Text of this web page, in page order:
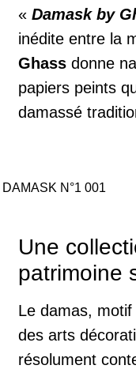
« Damask by
inédite entre la
Ghass donne
papiers peints
damassé
DAMASK N°1 001
Une
patrimoine
Le damas, motif
des arts
résolument